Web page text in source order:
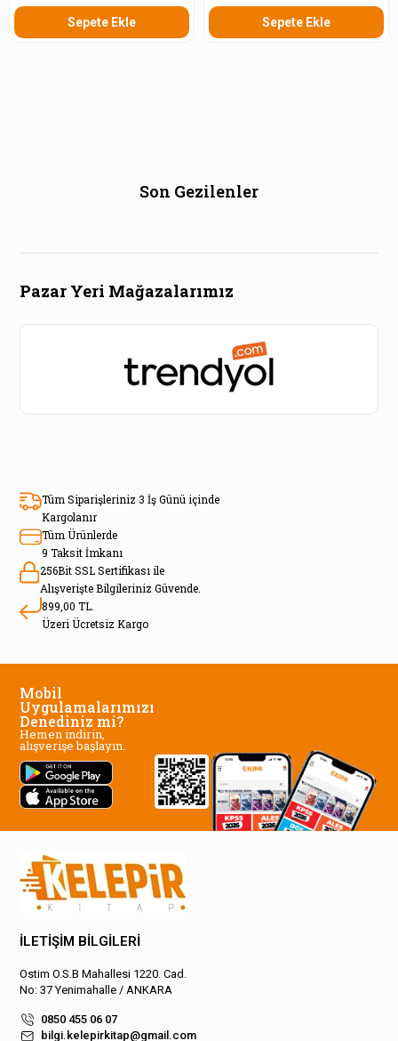
Sepete Ekle Sepete Ekle
Son Gezilenler
Pazar Yeri Mağazalarımız
Tüm Siparişleriniz 3 İş Günü içinde
Kargolanır
Tüm Ürünlerde
9 Taksit İmkanı
256Bit SSL Sertifikası ile
Alışverişte Bilgileriniz Güvende.
899,00 TL.
Üzeri Ücretsiz Kargo
Mobil
Uygulamalarımızı
Denediniz mi?
Hemen indirin,
alışverişe başlayın.
İLETİŞİM BİLGİLERİ
Ostim O.S.B Mahallesi 1220. Cad.
No: 37 Yenimahalle / ANKARA
0850 455 06 07
bilgi.kelepirkitap@gmail.com